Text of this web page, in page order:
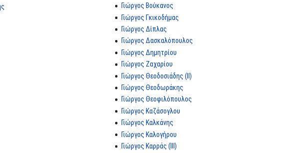
Γιώργος Βούκανος
Γιώργος Γκικοδήμας
Γιώργος Δίπλας
Γιώργος Δασκαλόπουλος
Γιώργος Δημητρίου
Γιώργος Ζαχαρίου
Γιώργος Θεοδοσιάδης (II)
Γιώργος Θεοδωράκης
Γιώργος Θεοφιλόπουλος
Γιώργος Καζάσογλου
Γιώργος Καλκάνης
Γιώργος Καλογήρου
Γιώργος Καρράς (III)